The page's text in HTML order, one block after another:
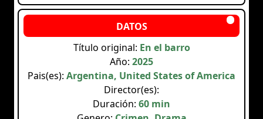
Título original: En el barro
Año: 2025
Pais(es): Argentina, United States of America
Director(es):
Duración: 60 min